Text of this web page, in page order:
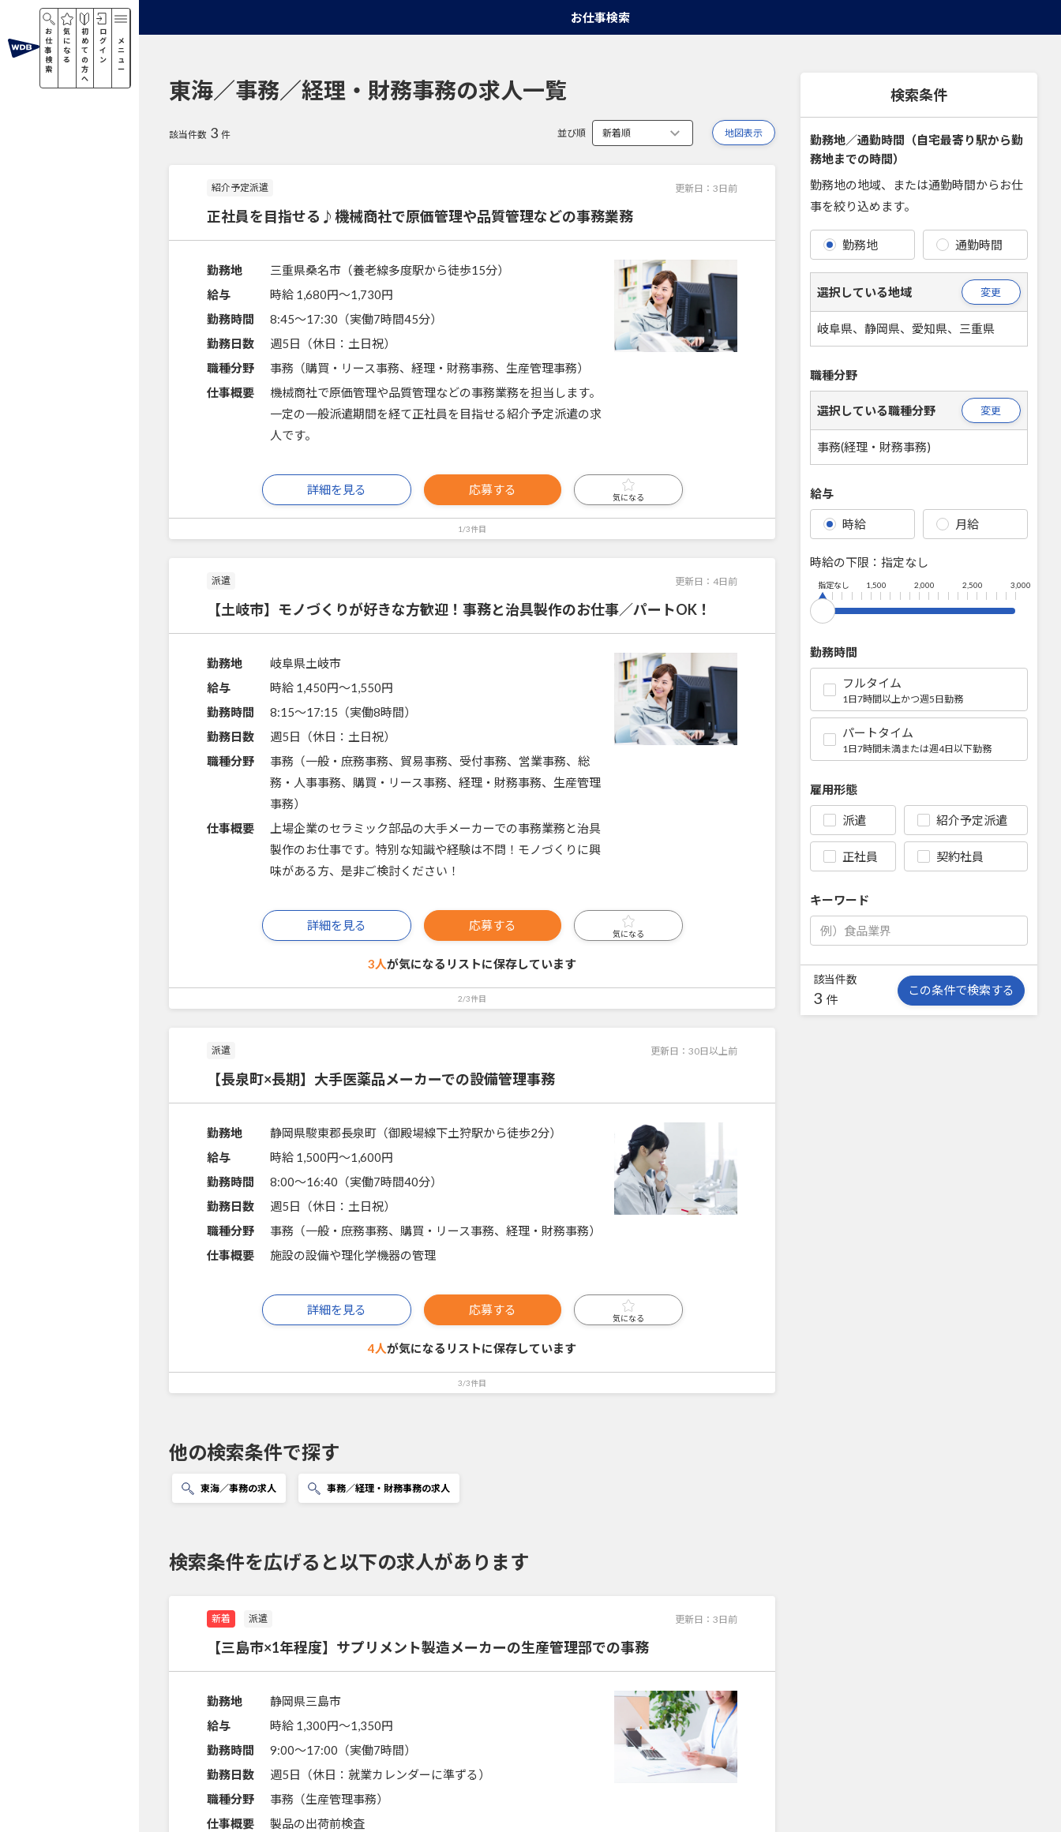
お
仕
事
検
索
気
に
な
る
初
め
て
の
方
へ
ロ
グ
イ
ン
メ
ニ
ュ
ー
お仕事検索
東海／事務／経理・財務事務の求人一覧
該当件数 3 件 並び順 地図表示
紹介予定派遣 更新日： 3日前
正社員を目指せる♪機械商社で原価管理や品質管理などの事務業務
勤務地
三重県桑名市（養老線多度駅から徒歩15分）
給与
時給 1,680円〜1,730円
勤務時間
8:45～17:30（実働7時間45分）
勤務日数
週5日（休日：土日祝）
職種分野
事務（購買・リース事務、経理・財務事務、生産管理事務）
仕事概要
機械商社で原価管理や品質管理などの事務業務を担当します。
一定の一般派遣期間を経て正社員を目指せる紹介予定派遣の求
人です。
詳細を見る 応募する
気になる
1/3件目
派遣 更新日： 4日前
【土岐市】モノづくりが好きな方歓迎！事務と治具製作のお仕事／パートOK！
勤務地
岐阜県土岐市
給与
時給 1,450円〜1,550円
勤務時間
8:15～17:15（実働8時間）
勤務日数
週5日（休日：土日祝）
職種分野
事務（一般・庶務事務、貿易事務、受付事務、営業事務、総
務・人事事務、購買・リース事務、経理・財務事務、生産管理
事務）
仕事概要
上場企業のセラミック部品の大手メーカーでの事務業務と治具
製作のお仕事です。特別な知識や経験は不問！モノづくりに興
味がある方、是非ご検討ください！
詳細を見る 応募する
気になる
3人が気になるリストに保存しています
2/3件目
派遣 更新日： 30日以上前
【長泉町×長期】大手医薬品メーカーでの設備管理事務
勤務地
静岡県駿東郡長泉町（御殿場線下土狩駅から徒歩2分）
給与
時給 1,500円〜1,600円
勤務時間
8:00～16:40（実働7時間40分）
勤務日数
週5日（休日：土日祝）
職種分野
事務（一般・庶務事務、購買・リース事務、経理・財務事務）
仕事概要
施設の設備や理化学機器の管理
詳細を見る 応募する
気になる
4人が気になるリストに保存しています
3/3件目
他の検索条件で探す
東海／事務の求人 事務／経理・財務事務の求人
検索条件を広げると以下の求人があります
新着 派遣 更新日： 3日前
【三島市×1年程度】サプリメント製造メーカーの生産管理部での事務
勤務地
静岡県三島市
給与
時給 1,300円〜1,350円
勤務時間
9:00～17:00（実働7時間）
勤務日数
週5日（休日：就業カレンダーに準ずる）
職種分野
事務（生産管理事務）
仕事概要
製品の出荷前検査
検索条件
勤務地／通勤時間（自宅最寄り駅から勤
務地までの時間）
勤務地の地域、または通勤時間からお仕
事を絞り込めます。
勤務地 通勤時間
選択している地域 変更
岐阜県、静岡県、愛知県、三重県
職種分野
選択している職種分野 変更
事務(経理・財務事務)
給与
時給 月給
時給の下限： 指定なし
指定なし 1,500 2,000 2,500 3,000
勤務時間
フルタイム
1日7時間以上かつ週5日勤務
パートタイム
1日7時間未満または週4日以下勤務
雇用形態
派遣 紹介予定派遣
正社員 契約社員
キーワード
該当件数
3 件
この条件で検索する